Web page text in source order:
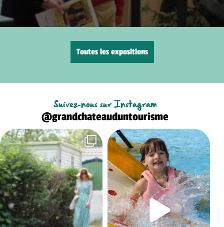
Toutes les expositions
Suivez-nous sur Instagram
@grandchateauduntourisme